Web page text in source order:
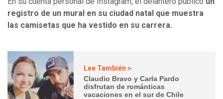
registro de un mural en su ciudad natal que muestra
las camisetas que ha vestido en su carrera.
Lee También >
Claudio Bravo y Carla Pardo
disfrutan de románticas
vacaciones en el sur de Chile